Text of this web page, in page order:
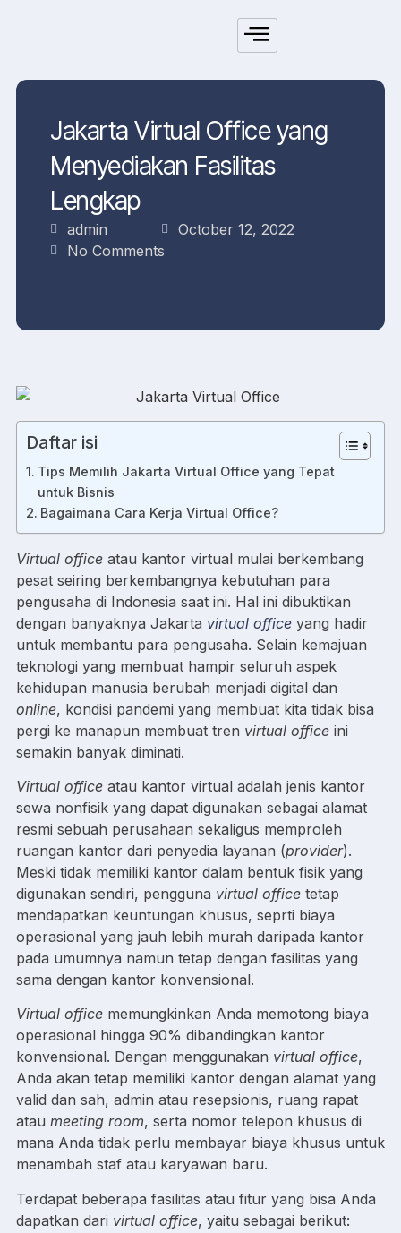
Jakarta Virtual Office yang
Menyediakan Fasilitas
Lengkap
admin
October 12, 2022
No Comments
Daftar isi
Tips Memilih Jakarta Virtual Office yang Tepat
untuk Bisnis
Bagaimana Cara Kerja Virtual Office?
Virtual office atau kantor virtual mulai berkembang
pesat seiring berkembangnya kebutuhan para
pengusaha di Indonesia saat ini. Hal ini dibuktikan
dengan banyaknya Jakarta virtual office yang hadir
untuk membantu para pengusaha. Selain kemajuan
teknologi yang membuat hampir seluruh aspek
kehidupan manusia berubah menjadi digital dan
online, kondisi pandemi yang membuat kita tidak bisa
pergi ke manapun membuat tren virtual office ini
semakin banyak diminati.
Virtual office atau kantor virtual adalah jenis kantor
sewa nonfisik yang dapat digunakan sebagai alamat
resmi sebuah perusahaan sekaligus memproleh
ruangan kantor dari penyedia layanan (provider).
Meski tidak memiliki kantor dalam bentuk fisik yang
digunakan sendiri, pengguna virtual office tetap
mendapatkan keuntungan khusus, seprti biaya
operasional yang jauh lebih murah daripada kantor
pada umumnya namun tetap dengan fasilitas yang
sama dengan kantor konvensional.
Virtual office memungkinkan Anda memotong biaya
operasional hingga 90% dibandingkan kantor
konvensional. Dengan menggunakan virtual office,
Anda akan tetap memiliki kantor dengan alamat yang
valid dan sah, admin atau resepsionis, ruang rapat
atau meeting room, serta nomor telepon khusus di
mana Anda tidak perlu membayar biaya khusus untuk
menambah staf atau karyawan baru.
Terdapat beberapa fasilitas atau fitur yang bisa Anda
dapatkan dari virtual office, yaitu sebagai berikut: